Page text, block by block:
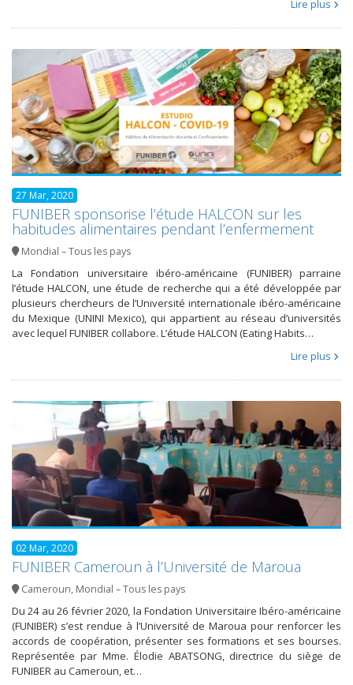
Lire plus
27 Mar, 2020
FUNIBER sponsorise l’étude HALCON sur les
habitudes alimentaires pendant l’enfermement
Mondial – Tous les pays
La Fondation universitaire ibéro-américaine (FUNIBER) parraine
l’étude HALCON, une étude de recherche qui a été développée par
plusieurs chercheurs de l’Université internationale ibéro-américaine
du Mexique (UNINI Mexico), qui appartient au réseau d’universités
avec lequel FUNIBER collabore. L’étude HALCON (Eating Habits…
Lire plus
02 Mar, 2020
FUNIBER Cameroun à l’Université de Maroua
Cameroun, Mondial – Tous les pays
Du 24 au 26 février 2020, la Fondation Universitaire Ibéro-américaine
(FUNIBER) s’est rendue à l’Université de Maroua pour renforcer les
accords de coopération, présenter ses formations et ses bourses.
Représentée par Mme. Élodie ABATSONG, directrice du siège de
FUNIBER au Cameroun, et…